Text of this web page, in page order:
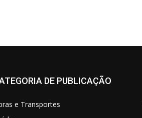
DE PUBLICAÇÃO
e Transportes